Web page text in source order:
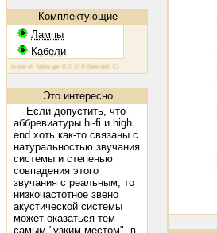
Комплектующие
Лампы
Кабели
Voltage 6.3 V Filament Current 1.6 A Plate Voltage
Это интересно
Если допустить, что
аббревиатуры hi-fi и high
end хоть как-то связаны с
натуральностью звучания
системы и степенью
совпадения этого
звучания с реальным, то
низкочастотное звено
акустической системы
может оказаться тем
самым "узким местом", в